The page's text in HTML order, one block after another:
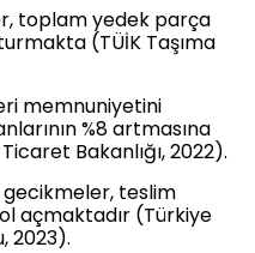
toplam yedek parça
(TÜİK Taşıma
memnuniyetini
%8 artmasına
Bakanlığı, 2022).
gecikmeler, teslim
açmaktadır (Türkiye
2023).